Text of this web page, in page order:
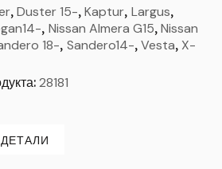
,Duster 15-,Kaptur, Largus,
, Nissan Almera G15, Nissan
18-, Sandero14-, Vesta, X-
28181
ДЕТАЛИ